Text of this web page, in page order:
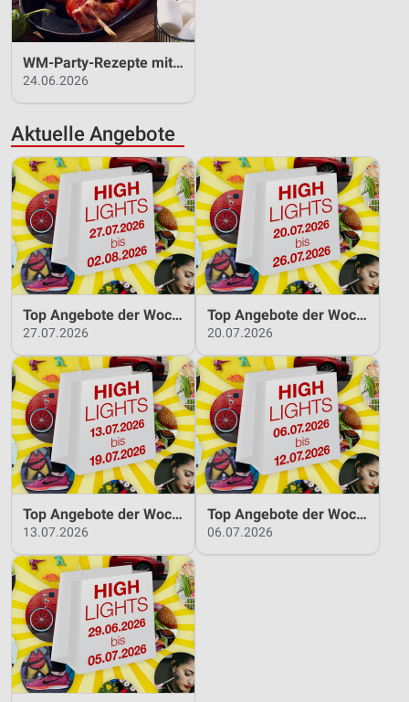
WM-Party-Rezepte mit REWE!
24.06.2026
Aktuelle Angebote
Top Angebote der Woche 27.07.2026 bis 02.08.2026
27.07.2026
Top Angebote der Woche 20.07.2026 bis 26.07.2026
20.07.2026
Top Angebote der Woche 13.07.2026 bis 19.07.2026
13.07.2026
Top Angebote der Woche 06.07.2026 bis 12.07.2026
06.07.2026
Informationen identifizieren
Notwendig
Funktional
Werbung